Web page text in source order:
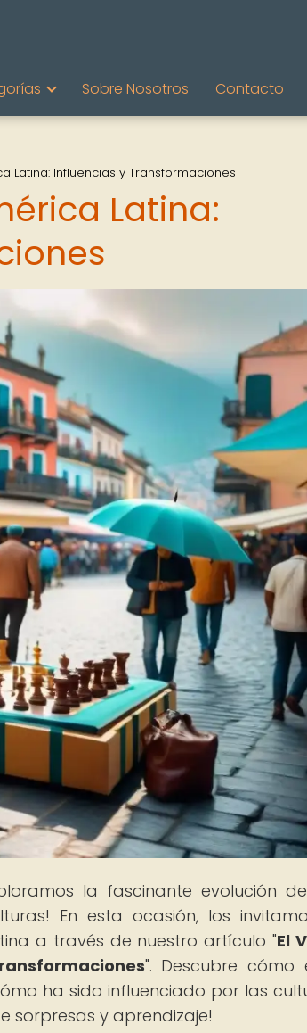
Sobre Nosotros Contacto
Latina: Influencias y Transformaciones
Latina:
la fascinante evolución
En esta ocasión, los
a través de nuestro artículo "El
". Descubre cómo
ha sido influenciado por las
sorpresas y aprendizaje!